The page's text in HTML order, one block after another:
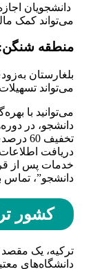
دانشجویان
می‌تواند کمک
منطقه شنگن
بلغارستان
می‌تواند
می‌توانید با
دانشجو، در
تخفیف
دریافت
خدمات پس از
دانشجو”، تماس
کشور
ترکیه، یک مقصد
دانشگاه‌های